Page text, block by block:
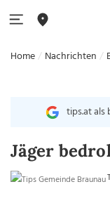
Home Nachrichten
tips.at als
Jäger